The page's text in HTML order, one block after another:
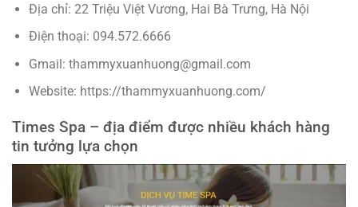
Địa chỉ: 22 Triệu Việt Vương, Hai Bà Trưng, Hà Nội
Điện thoại: 094.572.6666
Gmail: thammyxuanhuong@gmail.com
Website: https://thammyxuanhuong.com/
Times Spa – địa điểm được nhiều khách hàng
tin tưởng lựa chọn